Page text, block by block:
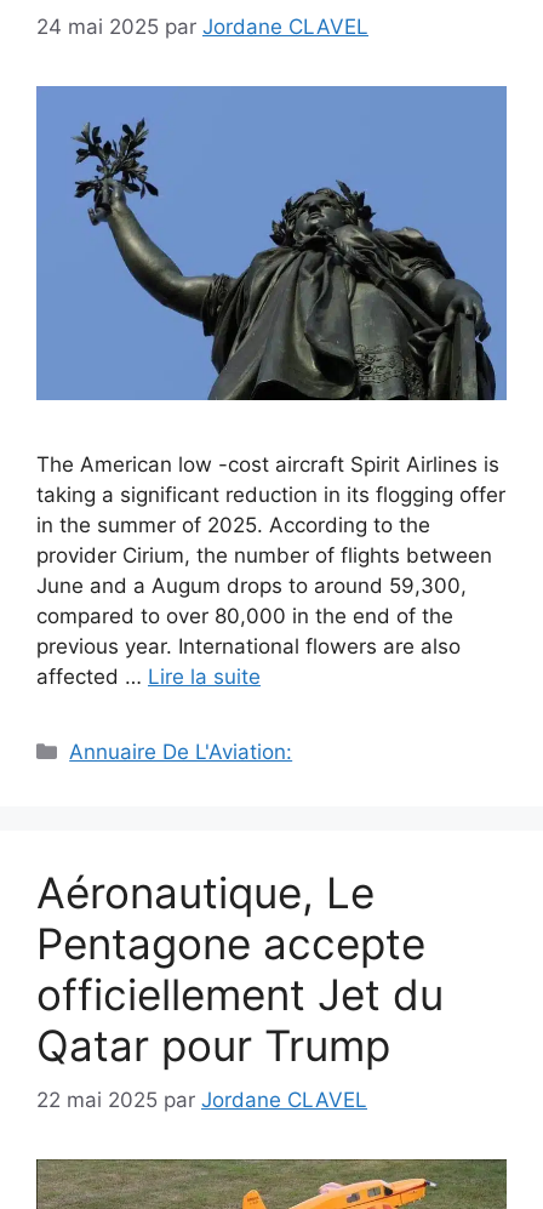
24 mai 2025 par Jordane CLAVEL
The American low -cost aircraft Spirit Airlines is
taking a significant reduction in its flogging offer
in the summer of 2025. According to the
provider Cirium, the number of flights between
June and a Augum drops to around 59,300,
compared to over 80,000 in the end of the
previous year. International flowers are also
affected … Lire la suite
Catégories
Annuaire De L'Aviation:
Aéronautique, Le
Pentagone accepte
officiellement Jet du
Qatar pour Trump
22 mai 2025 par Jordane CLAVEL